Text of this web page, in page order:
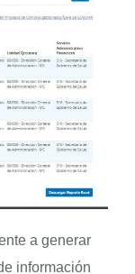
a generar
información